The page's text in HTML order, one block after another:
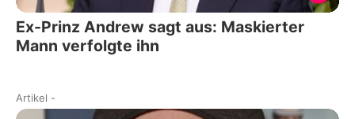
Ex-Prinz Andrew sagt aus: Maskierter
Mann verfolgte ihn
Artikel -